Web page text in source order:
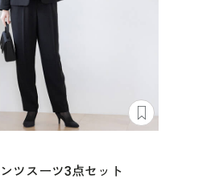
ツスーツ3点セット